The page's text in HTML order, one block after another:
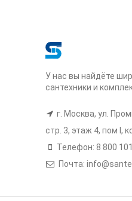
У нас вы найдёте
сантехники и
г. Москва, ул.
стр. 3, этаж 4, пом I,
Телефон: 8 800
Почта: